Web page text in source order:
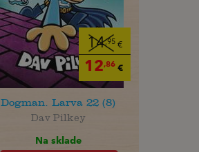
14,95 €
12,86 €
Dogman. Larva 22 (8)
Dav Pilkey
Na sklade